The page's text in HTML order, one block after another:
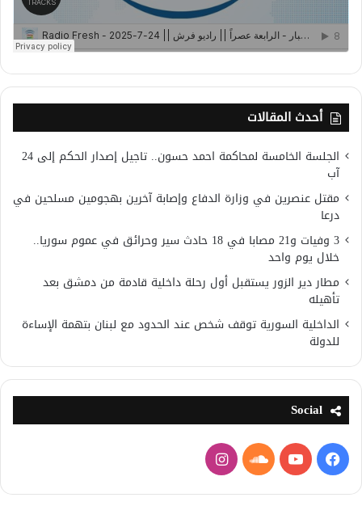
أحدث المقالات
الجلسة الخامسة لمحاكمة احمد حسون.. تاجيل إصدار الحكم إلى 24
آب
مقتل عنصرين في وزارة الدفاع وإصابة آخرين بهجومين مسلحين في
درعا
3 وفيات و21 مصابا في 18 حادث سير وحرائق في عموم سوريا..
خلال يوم واحد
مطار دير الزور يستقبل أول رحلة داخلية قادمة من دمشق بعد
تأهيله
الداخلية السورية توقف شخص عند الحدود مع لبنان بتهمة الإساءة
للدولة
Social
فيسبوكيوتيوبساوند
كلاود
انستقرام